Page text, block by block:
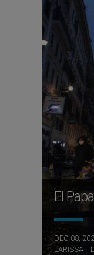
El
DEC 08,
LARISSA I.